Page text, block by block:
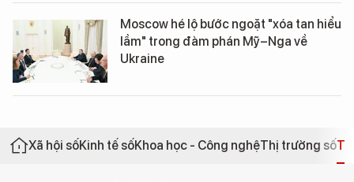
Moscow hé lộ bước ngoặt "xóa tan hiểu
lầm" trong đàm phán Mỹ–Nga về
Ukraine
Xã hội sốKinh tế sốKhoa học - Công nghệThị trường số